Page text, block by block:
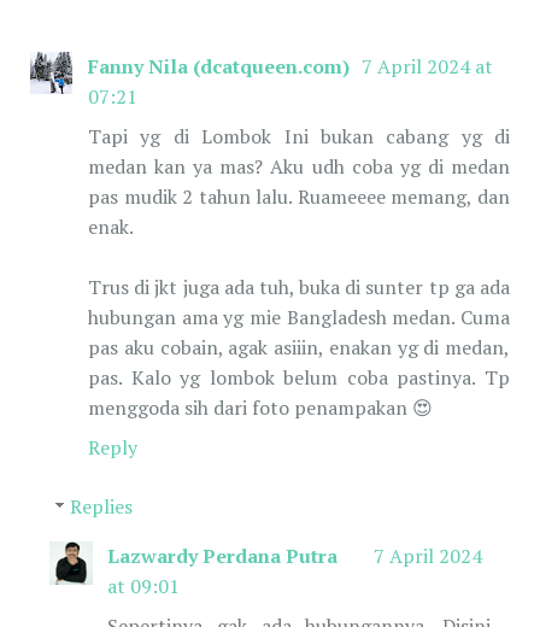
Fanny Nila (dcatqueen.com) 7 April 2024 at
07:21
Tapi yg di Lombok Ini bukan cabang yg di
medan kan ya mas? Aku udh coba yg di medan
pas mudik 2 tahun lalu. Ruameeee memang, dan
enak.
Trus di jkt juga ada tuh, buka di sunter tp ga ada
hubungan ama yg mie Bangladesh medan. Cuma
pas aku cobain, agak asiiin, enakan yg di medan,
pas. Kalo yg lombok belum coba pastinya. Tp
menggoda sih dari foto penampakan 😍
Reply
Replies
Lazwardy Perdana Putra
7 April 2024
at 09:01